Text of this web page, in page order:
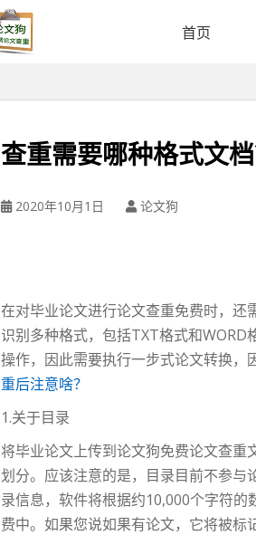
首页
查重需要哪种格式文档
2020年10月1日 论文狗
在对毕业论文进行论文查重免费时，还
识别多种格式，包括TXT格式和
操作，因此需要执行一步式论文转换，
重后注意啥？
1.关于目录
将毕业论文上传到论文狗免费论文查重
划分。应该注意的是，目录目前不参与
录信息，软件将根据约10,000个字符
费中。如果您说如果有论文，它将被标